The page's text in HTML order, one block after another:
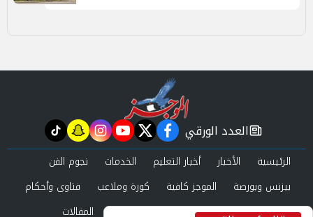
newspaper
العدد الورقي facebook
twitter
youtube
instagram
snapchat
tiktok
الرئيسية الأخبار أخبار التعليم الخدمات
نجوم الفن
بيزنس وبورصة
الموجز كافية كورة وملاعب
فتاوى وأحكام
صحة وجمال
عرب وعالم حوادث ومحاكم المقالات